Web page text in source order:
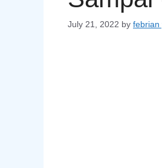
July 21, 2022 by febrian